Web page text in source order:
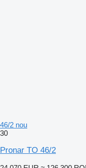
46/2 nou
30
Pronar TO 46/2